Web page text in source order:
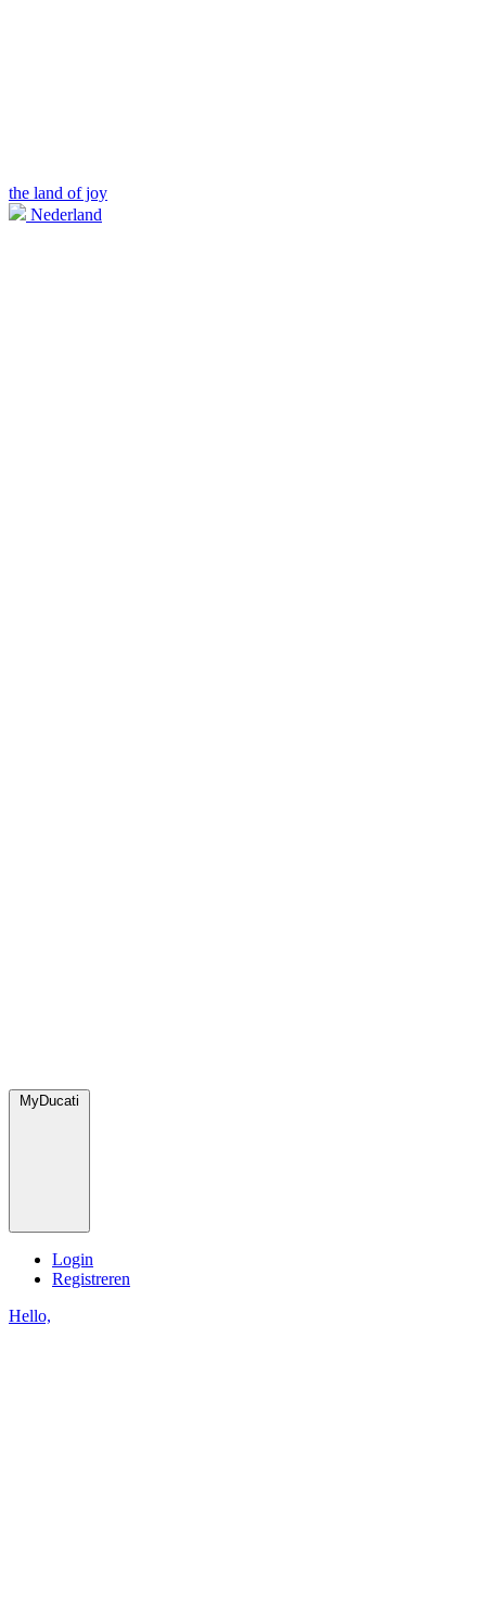
the land of joy
Nederland
MyDucati
Login
Registreren
Hello,